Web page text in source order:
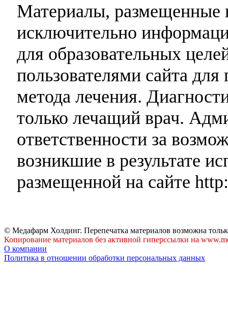
Материалы, размещенные
исключительно
для образовательных
пользователями сайта
метода лечения.
только лечащий врач.
ответственности за
возникшие в результате
размещенной на сайте
© Медафарм Холдинг. Перепечатка материалов возможна
Копирование материалов без активной гиперссылки на
О компании
Политика в отношении обработки персональных данных